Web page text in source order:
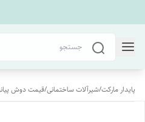
پایدار مارکت/شیرآلات ساختمانی/قیمت دوش